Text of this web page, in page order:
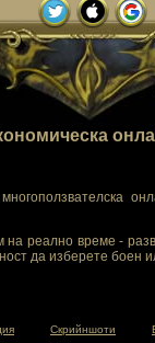
реално време -
да изберете боен
Скрийншоти